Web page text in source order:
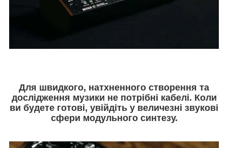
Для швидкого, натхненного створення та
дослідження музики не потрібні кабелі. Коли
ви будете готові, увійдіть у величезні звукові
сфери модульного синтезу.